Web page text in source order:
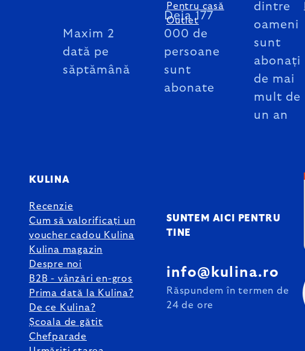
Maxim 2
dată pe
săptămână
Deja 177
000 de
persoane
sunt
abonate
dintre
oameni
sunt
abonați
de mai
mult de
un an
Pentru casă
Outlet
KULINA
Recenzie
Cum să valorificați un
voucher cadou Kulina
Kulina magazin
Despre noi
B2B - vânzări en-gros
Prima dată la Kulina?
De ce Kulina?
Școala de gătit
Chefparade
SUNTEM AICI PENTRU
TINE
info@kulina.ro
Răspundem în termen de
24 de ore